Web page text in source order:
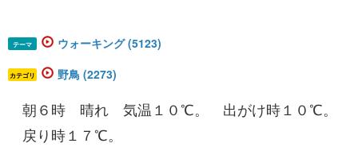
テーマ ウォーキング (5123)
カテゴリ 野鳥 (2273)
朝６時 晴れ 気温１０℃。 出がけ時１０℃。
戻り時１７℃。